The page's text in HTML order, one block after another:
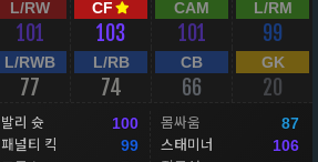
L/RW
101
CF
103
CAM
101
L/RM
99
L/RWB
77
L/RB
74
CB
66
GK
20
발리 슛 100
패널티 킥 99
몸싸움 87
스태미너 106